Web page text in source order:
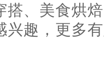
搭、美食烘
兴趣，更多